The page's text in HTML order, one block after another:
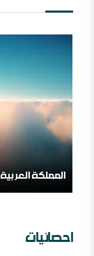
البعث
المملكة
احصائيات